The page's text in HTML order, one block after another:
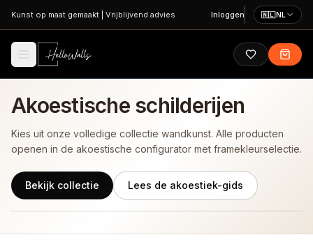
Ga naar hoofdinhoud
Kunst op maat gemaakt Vrijblijvend advies Inloggen 🇳🇱NL
Akoestische schilderijen
Kies uit onze volledige collectie wandkunst. Alle producten
openen in de akoestische configurator met framekleurselectie.
Bekijk collectie Lees de akoestiek-gids